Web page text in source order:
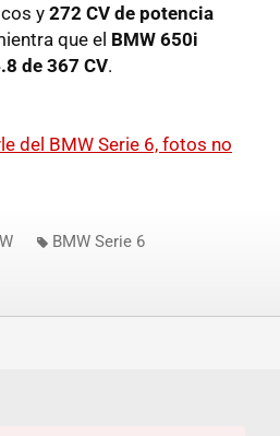
y 272 CV de potencia
que el BMW 650i
de 367 CV.
del BMW Serie 6, fotos no
BMW Serie 6